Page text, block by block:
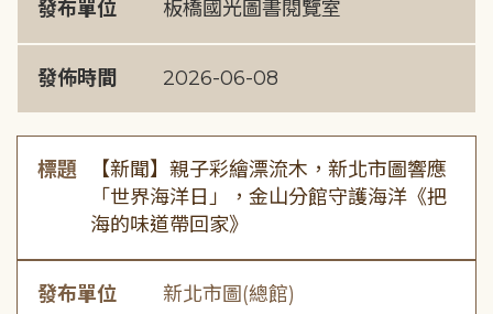
發布單位 板橋國光圖書閱覽室
發佈時間 2026-06-08
標題
【新聞】親子彩繪漂流木，新北市圖響應
「世界海洋日」，金山分館守護海洋《把
海的味道帶回家》
發布單位 新北市圖(總館)